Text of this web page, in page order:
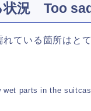
状況 Too
れている箇所はと
wet parts in the